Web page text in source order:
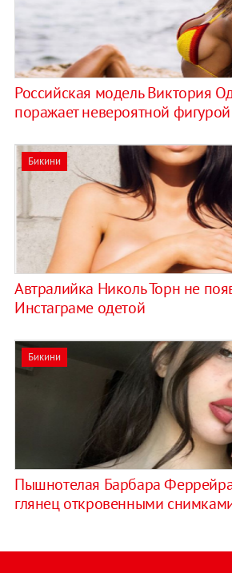
Российская модель Виктория
поражает невероятной фигурой
Бикини
Автралийка Николь Торн не
Инстаграме одетой
Бикини
Пышнотелая Барбара
глянец откровенными